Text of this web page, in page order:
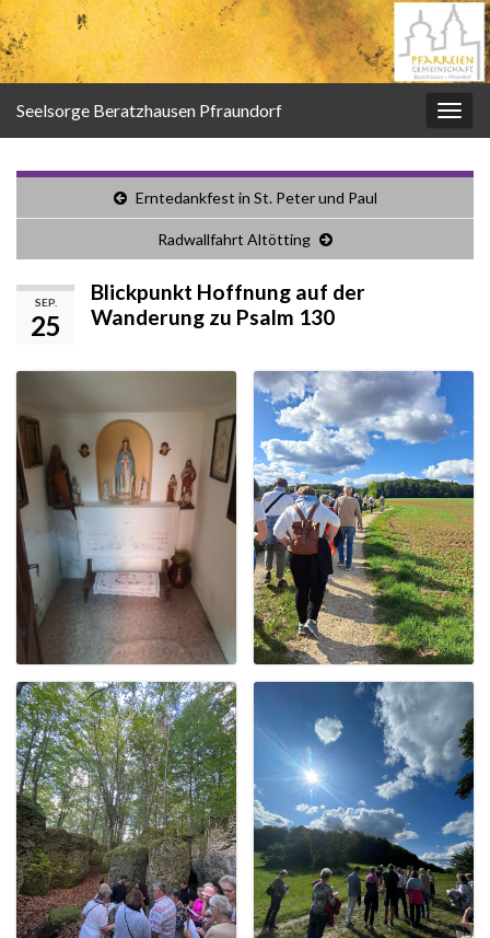
Seelsorge Beratzhausen Pfraundorf
Erntedankfest in St. Peter und Paul
Radwallfahrt Altötting
SEP.
25
Blickpunkt Hoffnung auf der
Wanderung zu Psalm 130